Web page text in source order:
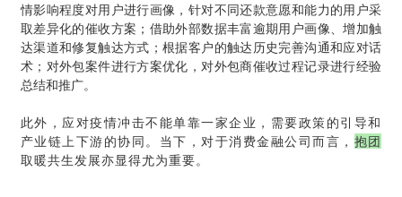
情影响程度对用户进行画像，针对不同还款意愿和能力的用户采
取差异化的催收方案；借助外部数据丰富逾期用户画像、增加触
达渠道和修复触达方式；根据客户的触达历史完善沟通和应对话
术；对外包案件进行方案优化，对外包商催收过程记录进行经验
总结和推广。
此外，应对疫情冲击不能单靠一家企业，需要政策的引导和
产业链上下游的协同。当下，对于消费金融公司而言， 抱团
取暖共生发展亦显得尤为重要。